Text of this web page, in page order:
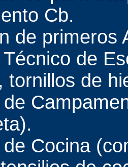
Cb.
de primeros
de
tornillos de
Cocina